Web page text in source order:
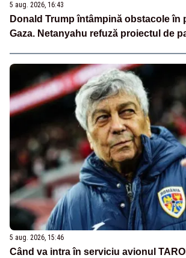
5 aug. 2026, 16:43
Donald Trump întâmpină obstacole în
Gaza. Netanyahu refuză proiectul de
5 aug. 2026, 15:46
Când va intra în serviciu avionul